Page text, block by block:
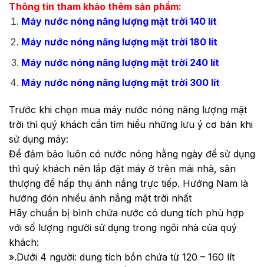
Thông tin tham khảo thêm sản phẩm:
Máy nước nóng năng lượng mặt trời 140 lít
Máy nước nóng năng lượng mặt trời 180 lít
Máy nước nóng năng lượng mặt trời 240 lít
Máy nước nóng năng lượng mặt trời 300 lít
Trước khi chọn mua máy nước nóng năng lượng mặt
trời thì quý khách cần tìm hiểu những lưu ý cơ bản khi
sử dụng máy:
Để đảm bảo luôn có nước nóng hằng ngày để sử dụng
thì quý khách nên lắp đặt máy ở trên mái nhà, sân
thượng để hấp thụ ánh nắng trực tiếp. Hướng Nam là
hướng đón nhiều ánh nắng mặt trời nhất
Hãy chuẩn bị bình chứa nước có dung tích phù hợp
với số lượng người sử dụng trong ngôi nhà của quý
khách:
».Dưới 4 người: dung tích bồn chứa từ 120 – 160 lít